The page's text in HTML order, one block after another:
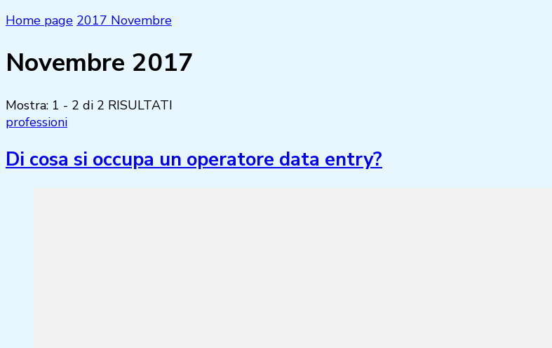
Home page 2017 Novembre
Novembre 2017
Mostra: 1 - 2 di 2 RISULTATI
professioni
Di cosa si occupa un operatore data entry?